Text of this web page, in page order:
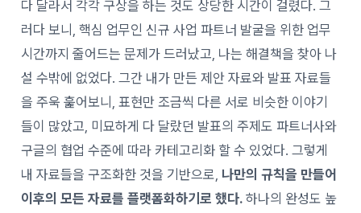
다 달라서 각각 구상을 하는 것도 상당한 시간이 걸렸다. 그
러다 보니, 핵심 업무인 신규 사업 파트너 발굴을 위한 업무
시간까지 줄어드는 문제가 드러났고, 나는 해결책을 찾아 나
설 수밖에 없었다. 그간 내가 만든 제안 자료와 발표 자료들
을 주욱 훑어보니, 표현만 조금씩 다른 서로 비슷한 이야기
들이 많았고, 미묘하게 다 달랐던 발표의 주제도 파트너사와
구글의 협업 수준에 따라 카테고리화 할 수 있었다. 그렇게
내 자료들을 구조화한 것을 기반으로, 나만의 규칙을 만들어
이후의 모든 자료를 플랫폼화하기로 했다. 하나의 완성도 높